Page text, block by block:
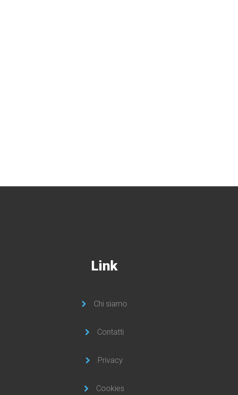
Link
Chi siamo
Contatti
Privacy
Cookies